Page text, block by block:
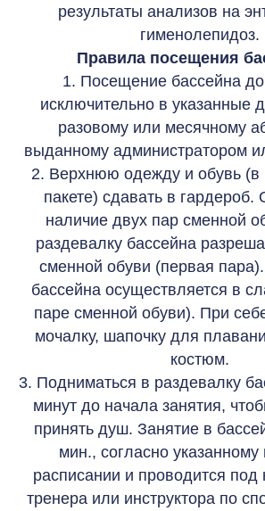
результаты анализов на
гименолепидоз.
Правила посещения
1. Посещение бассейна
исключительно в указанные
разовому или месячному
выданному администратором
2. Верхнюю одежду и обувь (в
пакете) сдавать в гардероб.
наличие двух пар сменной
раздевалку бассейна
сменной обуви (первая
бассейна осуществляется в
паре сменной обуви). При
мочалку, шапочку для
костюм.
3. Подниматься в раздевалку
минут до начала занятия,
принять душ. Занятие в
мин., согласно
расписании и проводится
тренера или инструктора по